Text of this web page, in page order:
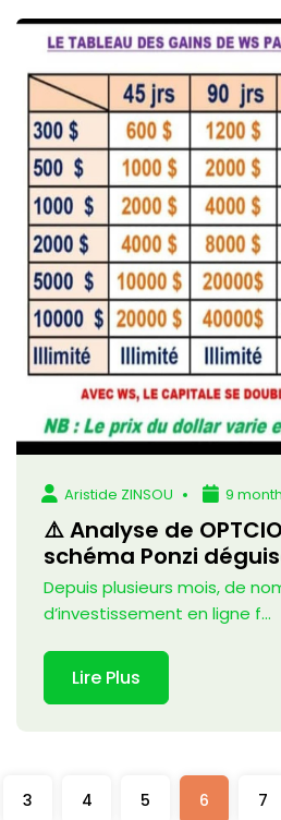
Aristide ZINSOU 9
⚠️ Analyse de
schéma Ponzi
Depuis plusieurs mois, de
d’investissement en ligne f...
Lire Plus
3 4 5 6 7